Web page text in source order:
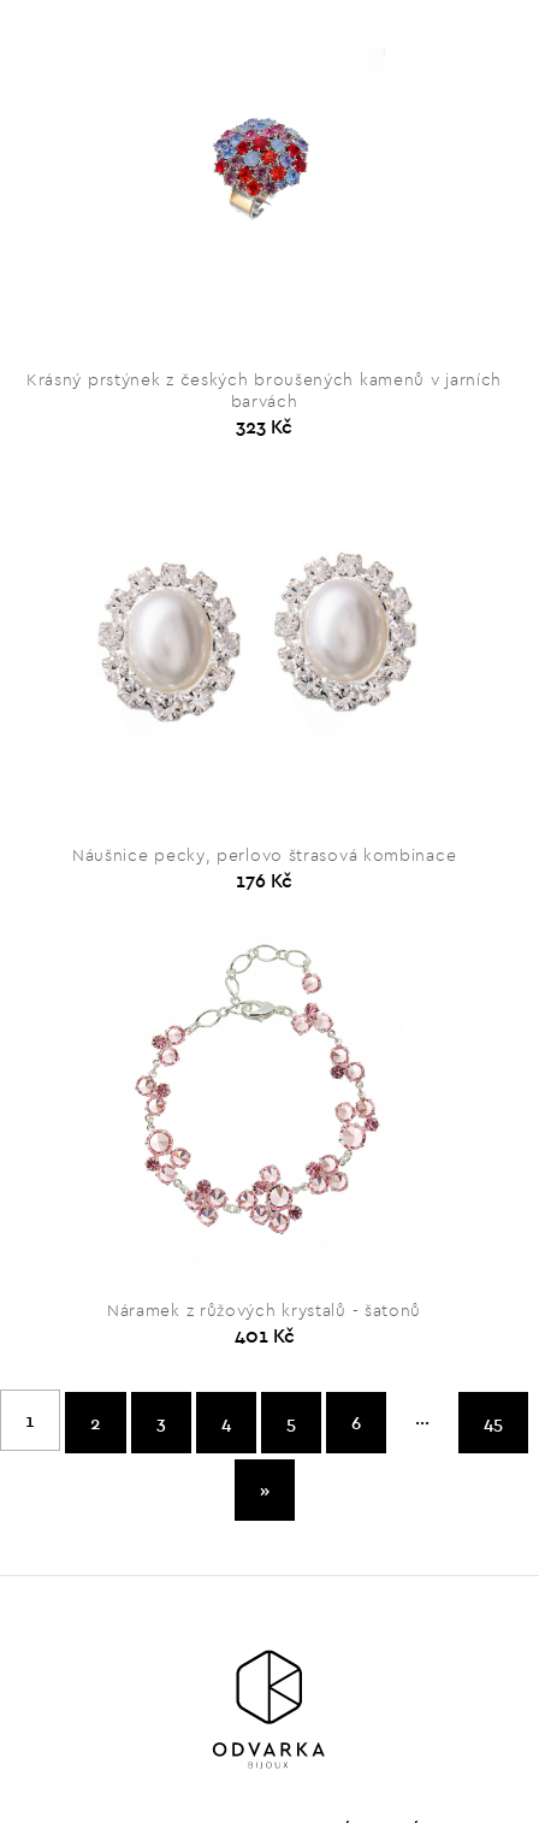
Krásný prstýnek z českých broušených kamenů v jarních
barvách
323 Kč
Náušnice pecky, perlovo štrasová kombinace
176 Kč
Náramek z růžových krystalů - šatonů
401 Kč
1 2 3 4 5 6 ... 45
»